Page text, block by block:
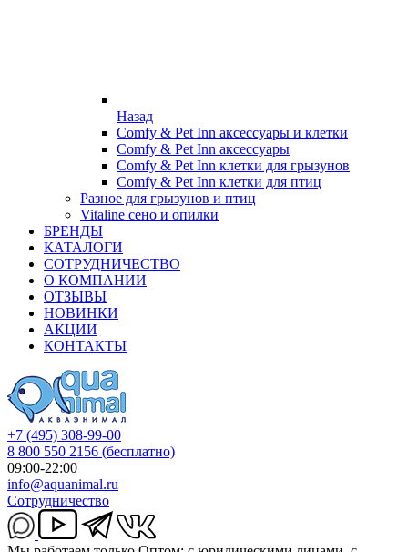
Назад
Comfy & Pet Inn аксессуары и клетки
Comfy & Pet Inn аксессуары
Comfy & Pet Inn клетки для грызунов
Comfy & Pet Inn клетки для птиц
Разное для грызунов и птиц
Vitaline сено и опилки
БРЕНДЫ
КАТАЛОГИ
СОТРУДНИЧЕСТВО
О КОМПАНИИ
ОТЗЫВЫ
НОВИНКИ
АКЦИИ
КОНТАКТЫ
+7 (495) 308-99-00
8 800 550 2156 (бесплатно)
09:00-22:00
info@aquanimal.ru
Сотрудничество